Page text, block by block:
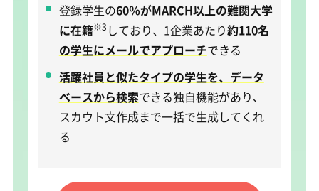
登録学生の60％がMARCH以上の難関大学
に在籍※3 しており、1企業あたり約110名
の学生にメールでアプローチできる
活躍社員と似たタイプの学生を、データ
ベースから検索できる独自機能があり、
スカウト文作成まで一括で生成してくれ
る